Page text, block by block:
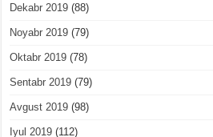
Dekabr 2019 (88)
Noyabr 2019 (79)
Oktabr 2019 (78)
Sentabr 2019 (79)
Avgust 2019 (98)
Iyul 2019 (112)